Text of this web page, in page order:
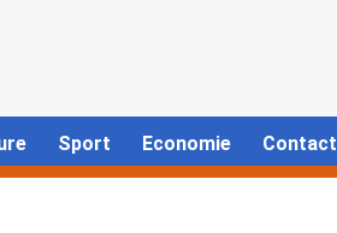
Sport Economie Contact